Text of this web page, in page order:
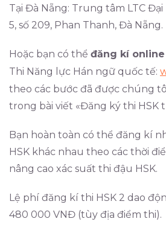
Tại Đà Nẵng: Trung tâm LTC
5, số 209, Phan Thanh, Đà Nẵng.
Hoặc bạn có thể đăng kí online
Thi Năng lực Hán ngữ quốc tế:
theo các bước đã được chúng
trong bài viết «Đăng ký thi HSK
Bạn hoàn toàn có thể đăng kí
HSK khác nhau theo các thời
nâng cao xác suất thi đậu HSK.
Lệ phí đăng kí thi HSK 2 dao
480 000 VNĐ (tùy địa điểm thi).